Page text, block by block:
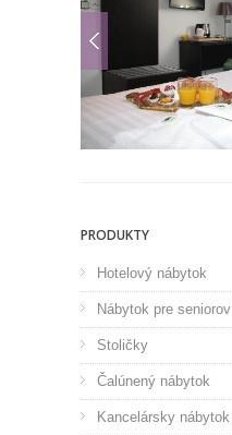
PRODUKTY
Hotelový nábytok
Nábytok pre seniorov
Stoličky
Čalúnený nábytok
Kancelársky nábytok